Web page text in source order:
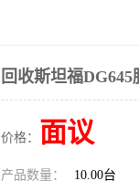
回收斯坦福
价格： 面议
产品数量： 10.00台